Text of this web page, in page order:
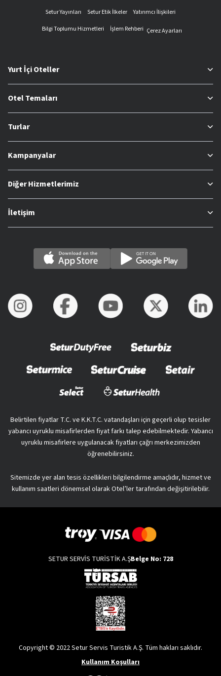
Setur Yayınları
Setur Etik İlkeler
Yatırımcı İlişkileri
Bilgi Toplumu Hizmetleri
İşlem Rehberi Çerez Ayarları
Yurt İçi Oteller
Otel Temaları
Turlar
Kampanyalar
Diğer Hizmetlerimiz
İletişim
Belirtilen fiyatlar T.C. ve K.K.T.C. vatandaşları için geçerli olup tesisler
yabancı uyruklu misafirlerden fiyat farkı talep edebilmektedir. Yabancı
uyruklu misafirlere uygulanacak fiyatları çağrı merkezimizden
öğrenebilirsiniz.
Sitemizde yer alan tesis özellikleri bilgilendirme amaçlıdır, hizmet ve
kullanım saatleri dönemsel olarak Otel’ler tarafından değişitirilebilir.
SETUR SERVİS TURİSTİK A.ŞBelge No: 728
Copyright © 2022 Setur Servis Turistik A.Ş. Tüm hakları saklıdır.
Kullanım Koşulları